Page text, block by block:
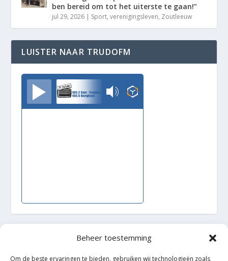
Beheer toestemming
Om de beste ervaringen te bieden, gebruiken wij technologieën zoals
ben bereid om tot het uiterste te gaan!”
jul 29, 2026 | Sport,verenigingsleven, Zoutleeuw
LUISTER NAAR TRUDOFM
TrudoFM
WordPress